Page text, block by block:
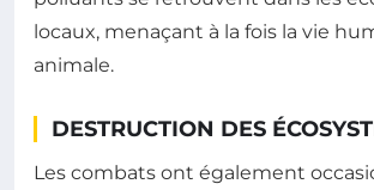
locaux, menaçant à la fois la vie
animale.
DESTRUCTION DES
Les combats ont également